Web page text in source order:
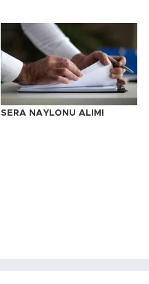
SERA NAYLONU ALIMI